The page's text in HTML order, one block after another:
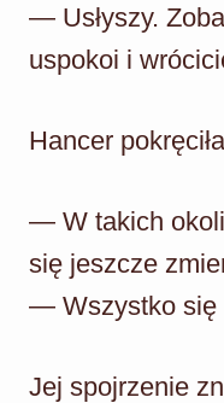
— Usłyszy.
uspokoi i
Hancer
— W takich
się jeszcze
— Wszystko się
Jej spojrzenie